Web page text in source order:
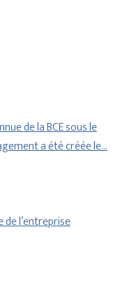
de la BCE sous le
a été créée le…
de l’entreprise